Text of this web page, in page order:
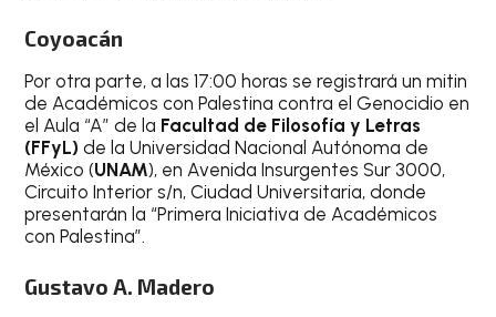
Coyoacán
Por otra parte, a las 17:00 horas se registrará un mitin
de Académicos con Palestina contra el Genocidio en
el Aula “A” de la Facultad de Filosofía y Letras
(FFyL) de la Universidad Nacional Autónoma de
México (UNAM), en Avenida Insurgentes Sur 3000,
Circuito Interior s/n, Ciudad Universitaria, donde
presentarán la “Primera Iniciativa de Académicos
con Palestina”.
Gustavo A. Madero